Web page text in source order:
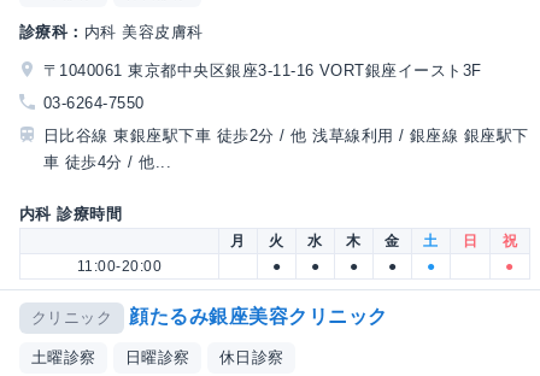
診療科： 内科 美容皮膚科
〒1040061 東京都中央区銀座3-11-16 VORT銀座イースト3F
03-6264-7550
日比谷線 東銀座駅下車 徒歩2分 / 他 浅草線利用 / 銀座線 銀座駅下
車 徒歩4分 / 他...
内科 診療時間
月 火 水 木 金 土 日
祝
11:00-20:00
● ● ● ● ● ●
クリニック 顔たるみ銀座美容クリニック
土曜診察 日曜診察 休日診察